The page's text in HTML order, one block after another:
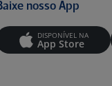
nosso App
DISPONÍVEL NA
App Store